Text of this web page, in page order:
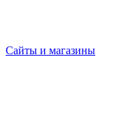
Сайты и магазины